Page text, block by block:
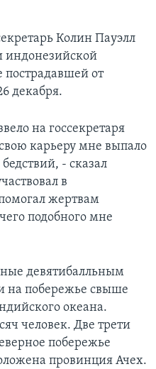
Колин Пауэлл
индонезийской
от
декабря.
на госсекретаря
карьеру мне выпало
- сказал
в
жертвам
подобного мне
девятибалльным
на побережье свыше
океана.
человек. Две трети
побережье
провинция Ачех.